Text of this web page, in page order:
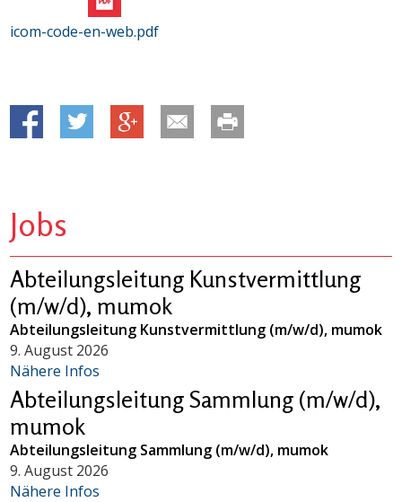
icom-code-en-web.pdf
Jobs
Abteilungsleitung Kunstvermittlung
(m/w/d), mumok
Abteilungsleitung Kunstvermittlung (m/w/d), mumok
9. August 2026
Nähere Infos
Abteilungsleitung Sammlung (m/w/d),
mumok
Abteilungsleitung Sammlung (m/w/d), mumok
9. August 2026
Nähere Infos